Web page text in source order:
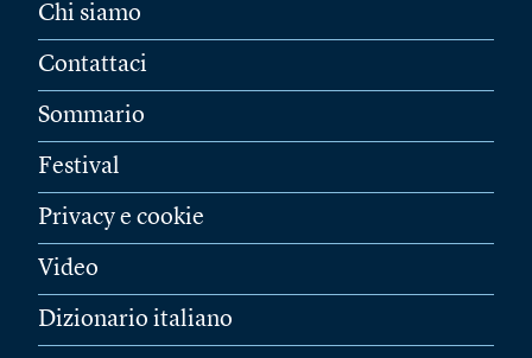
Chi siamo
Contattaci
Sommario
Festival
Privacy e cookie
Video
Dizionario italiano